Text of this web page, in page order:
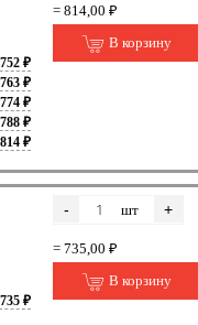
752 ₽
763 ₽
774 ₽
788 ₽
814 ₽
= 814,00 ₽
В корзину
735 ₽
- шт +
= 735,00 ₽
В корзину